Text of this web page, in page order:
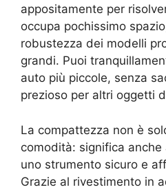
appositamente per
occupa pochissimo
robustezza dei modelli
grandi. Puoi
auto più piccole, senza
prezioso per altri oggetti
La compattezza non è
comodità: significa
uno strumento sicuro e
Grazie al rivestimento in